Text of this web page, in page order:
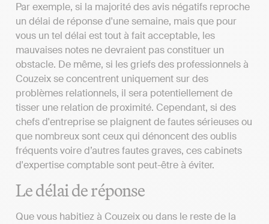
Par exemple, si la majorité des avis négatifs reproche
un délai de réponse d'une semaine, mais que pour
vous un tel délai est tout à fait acceptable, les
mauvaises notes ne devraient pas constituer un
obstacle. De même, si les griefs des professionnels à
Couzeix se concentrent uniquement sur des
problèmes relationnels, il sera potentiellement de
tisser une relation de proximité. Cependant, si des
chefs d'entreprise se plaignent de fautes sérieuses ou
que nombreux sont ceux qui dénoncent des oublis
fréquents voire d’autres fautes graves, ces cabinets
d'expertise comptable sont peut-être à éviter.
Le délai de réponse
Que vous habitiez à Couzeix ou dans le reste de la